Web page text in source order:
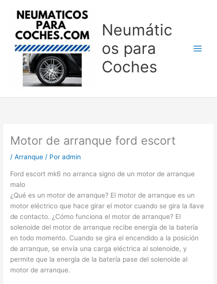
Neumátic
os para
Coches
Motor de arranque ford escort
/Arranque / Poradmin
Ford escort mk6 no arranca signo de un motor de arranque
malo
¿Qué es un motor de arranque? El motor de arranque es un
motor eléctrico que hace girar el motor cuando se gira la llave
de contacto. ¿Cómo funciona el motor de arranque? El
solenoide del motor de arranque recibe energía de la batería
en todo momento. Cuando se gira el encendido a la posición
de arranque, se envía una carga eléctrica al solenoide, y
permite que la energía de la batería pase del solenoide al
motor de arranque.